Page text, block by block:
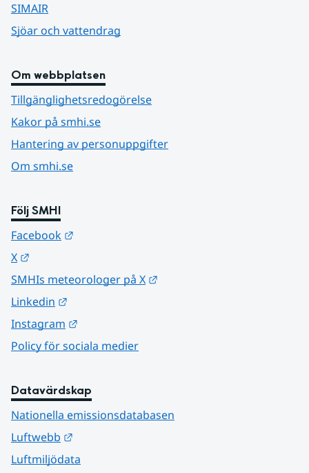
SIMAIR
Sjöar och vattendrag
Om webbplatsen
Tillgänglighetsredogörelse
Kakor på smhi.se
Hantering av personuppgifter
Om smhi.se
Följ SMHI
Facebook
X
SMHIs meteorologer på X
Linkedin
Instagram
Policy för sociala medier
Datavärdskap
Nationella emissionsdatabasen
Luftwebb
Luftmiljödata